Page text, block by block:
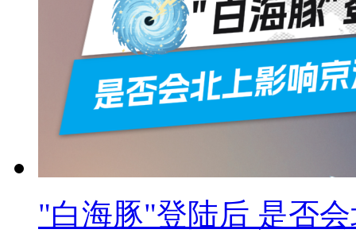
"白海豚"登陆后 是否